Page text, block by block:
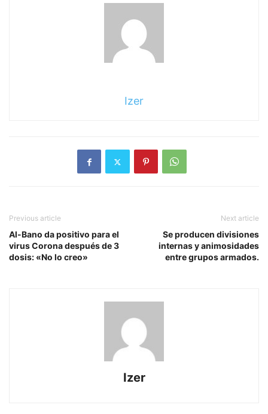
Izer
Previous article
Al-Bano da positivo para el
virus Corona después de 3
dosis: «No lo creo»
Next article
Se producen divisiones
internas y animosidades
entre grupos armados.
Izer